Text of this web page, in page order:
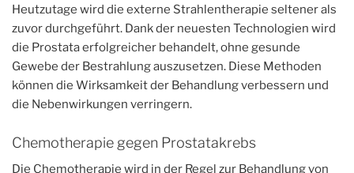
Heutzutage wird die externe Strahlentherapie seltener als
zuvor durchgeführt. Dank der neuesten Technologien wird
die Prostata erfolgreicher behandelt, ohne gesunde
Gewebe der Bestrahlung auszusetzen. Diese Methoden
können die Wirksamkeit der Behandlung verbessern und
die Nebenwirkungen verringern.
Chemotherapie gegen Prostatakrebs
Die Chemotherapie wird in der Regel zur Behandlung von